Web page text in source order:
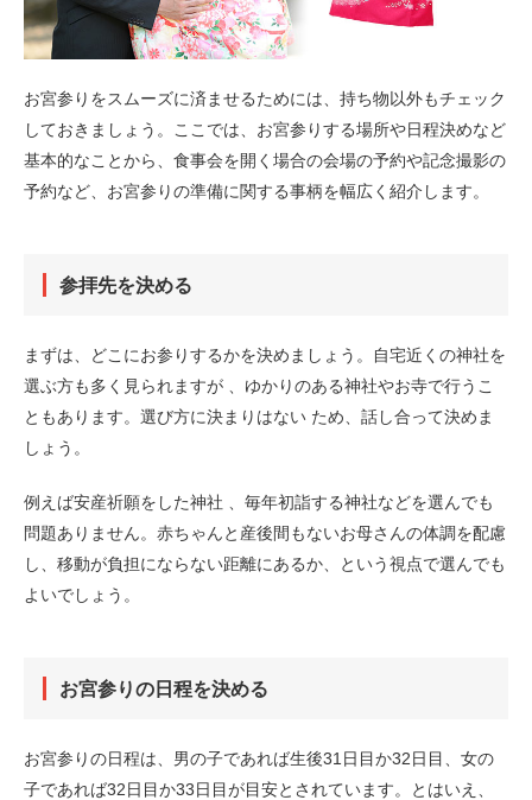
お宮参りをスムーズに済ませるためには、持ち物以外もチェック
しておきましょう。ここでは、お宮参りする場所や日程決めなど
基本的なことから、食事会を開く場合の会場の予約や記念撮影の
予約など、お宮参りの準備に関する事柄を幅広く紹介します。
参拝先を決める
まずは、どこにお参りするかを決めましょう。自宅近くの神社を
選ぶ方も多く見られますが 、ゆかりのある神社やお寺で行うこ
ともあります。選び方に決まりはない ため、話し合って決めま
しょう。
例えば安産祈願をした神社 、毎年初詣する神社などを選んでも
問題ありません。赤ちゃんと産後間もないお母さんの体調を配慮
し、移動が負担にならない距離にあるか、という視点で選んでも
よいでしょう。
お宮参りの日程を決める
お宮参りの日程は、男の子であれば生後31日目か32日目、女の
子であれば32日目か33日目が目安とされています。とはいえ、